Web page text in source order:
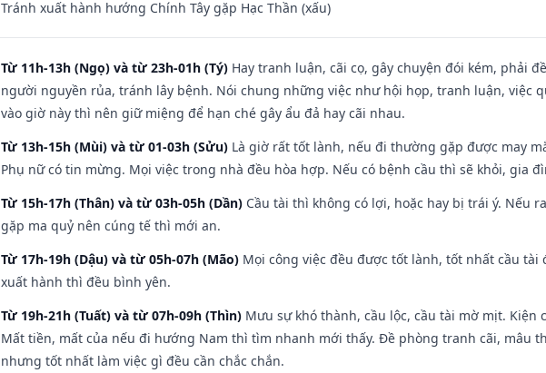
Tránh xuất hành hướng Chính Tây gặp Hạc Thần (xấu)
Từ 11h-13h (Ngọ) và từ 23h-01h (Tý) Hay tranh luận, cãi cọ, gây chuyện đói kém, phải
người nguyền rủa, tránh lây bệnh. Nói chung những việc như hội họp, tranh luận, việc
vào giờ này thì nên giữ miệng để hạn ché gây ẩu đả hay cãi nhau.
Từ 13h-15h (Mùi) và từ 01-03h (Sửu) Là giờ rất tốt lành, nếu đi thường gặp được may
Phụ nữ có tin mừng. Mọi việc trong nhà đều hòa hợp. Nếu có bệnh cầu thì sẽ khỏi, gia
Từ 15h-17h (Thân) và từ 03h-05h (Dần) Cầu tài thì không có lợi, hoặc hay bị trái ý. Nếu
gặp ma quỷ nên cúng tế thì mới an.
Từ 17h-19h (Dậu) và từ 05h-07h (Mão) Mọi công việc đều được tốt lành, tốt nhất cầu
xuất hành thì đều bình yên.
Từ 19h-21h (Tuất) và từ 07h-09h (Thìn) Mưu sự khó thành, cầu lộc, cầu tài mờ mịt.
Mất tiền, mất của nếu đi hướng Nam thì tìm nhanh mới thấy. Đề phòng tranh cãi, mâu
nhưng tốt nhất làm việc gì đều cần chắc chắn.